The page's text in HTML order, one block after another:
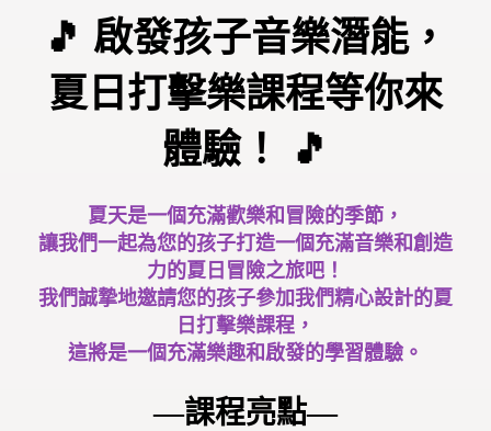
🎵 啟發孩子音樂潛能，
夏日打擊樂課程等你來
體驗！ 🎵
夏天是一個充滿歡樂和冒險的季節，
讓我們一起為您的孩子打造一個充滿音樂和創造
力的夏日冒險之旅吧！
我們誠摯地邀請您的孩子參加我們精心設計的夏
日打擊樂課程，
這將是一個充滿樂趣和啟發的學習體驗。
—課程亮點—